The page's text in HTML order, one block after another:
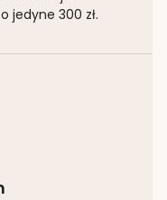
jedyne 300 zł.